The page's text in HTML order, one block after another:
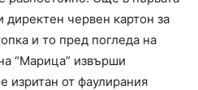
директен червен картон за
и то пред погледа на
“Марица” извърши
изритан от фаулирания